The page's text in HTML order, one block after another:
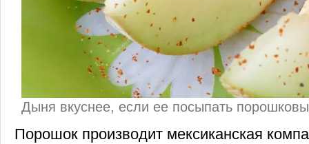
Дыня вкуснее, если ее посыпать
Порошок производит мексиканская